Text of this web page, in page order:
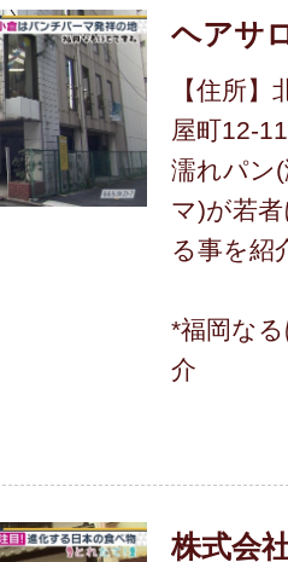
ヘアサ
【住所
屋町12-11
濡れパン
マ)が若
る事を紹
*福岡な
介
株式会